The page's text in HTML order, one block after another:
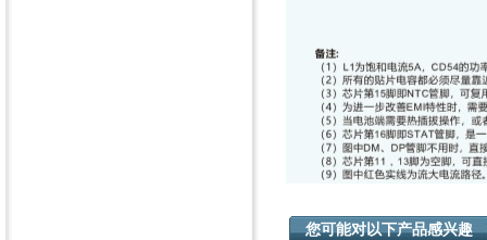
您可能对以下产品感兴趣